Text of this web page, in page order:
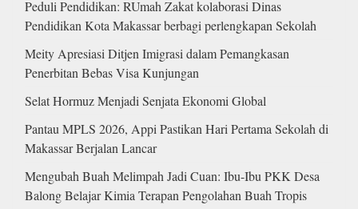
Peduli Pendidikan: RUmah Zakat kolaborasi Dinas
Pendidikan Kota Makassar berbagi perlengkapan Sekolah
Meity Apresiasi Ditjen Imigrasi dalam Pemangkasan
Penerbitan Bebas Visa Kunjungan
Selat Hormuz Menjadi Senjata Ekonomi Global
Pantau MPLS 2026, Appi Pastikan Hari Pertama Sekolah di
Makassar Berjalan Lancar
Mengubah Buah Melimpah Jadi Cuan: Ibu-Ibu PKK Desa
Balong Belajar Kimia Terapan Pengolahan Buah Tropis